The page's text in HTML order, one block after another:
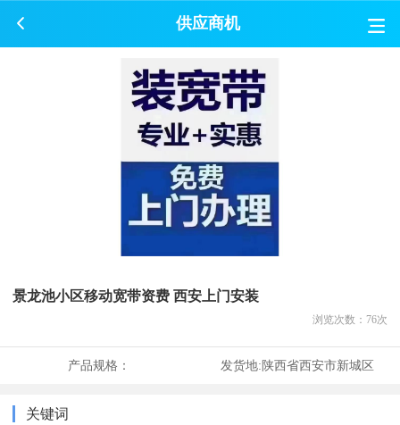
供应商机
景龙池小区移动宽带资费 西安上门安装
浏览次数： 76次
产品规格： 发货地:陕西省西安市新城区
关键词